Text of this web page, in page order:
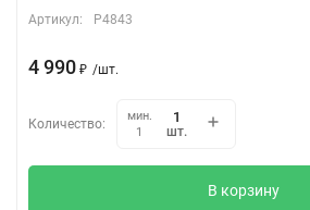
Артикул: P4843
4 990 ₽ /шт.
Количество:
мин.
1
шт.
В корзину